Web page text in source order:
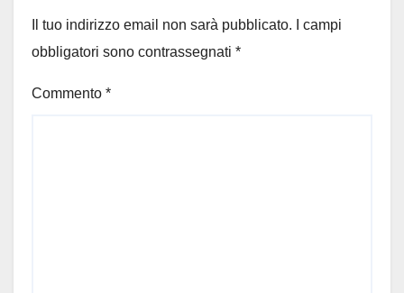
Il tuo indirizzo email non sarà pubblicato.
I campi
obbligatori sono contrassegnati *
Commento *